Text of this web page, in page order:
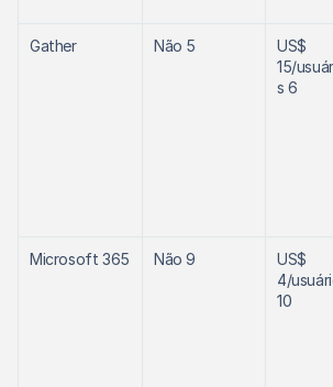
Gather Não 5
US$
15/
s 6
Microsoft 365 Não 9
US$
4/
10